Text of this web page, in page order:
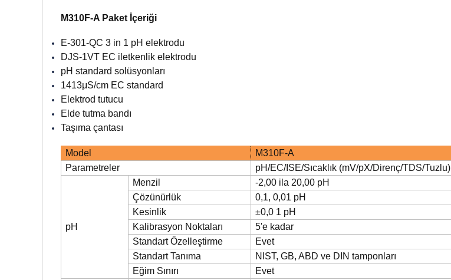
M310F-A Paket İçeriği
E-301-QC 3 in 1 pH elektrodu
DJS-1VT EC iletkenlik elektrodu
pH standard solüsyonları
1413μS/cm EC standard
Elektrod tutucu
Elde tutma bandı
Taşıma çantası
Model
M310F-A
Parametreler
pH/EC/ISE/Sıcaklık (mV/pX/Direnç/TDS/Tuzlu)
pH
Menzil
-2,00 ila 20,00 pH
Çözünürlük
0,1, 0,01 pH
Kesinlik
±0,0 1 pH
Kalibrasyon Noktaları
5'e kadar
Standart Özelleştirme
Evet
Standart Tanıma
NIST, GB, ABD ve DIN tamponları
Eğim Sınırı
Evet